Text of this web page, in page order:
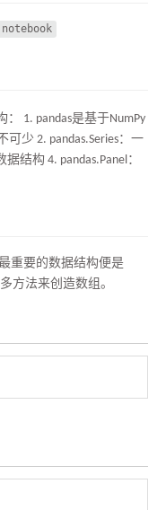
1. pandas是基于NumPy
少 2. pandas.Series：一
结构 4. pandas.Panel：
重要的数据结构便是
方法来创造数组。